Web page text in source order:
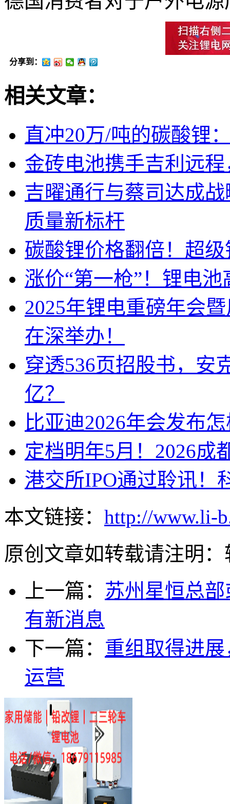
分享到：
相关文章：
直冲20万/吨的碳酸锂
金砖电池携手吉利远
吉曜通行与蔡司达成
质量新标杆
碳酸锂价格翻倍！超
涨价“第一枪”！锂电
2025年锂电重磅年会
在深举办！
穿透536页招股书，安
亿？
比亚迪2026年会发布
定档明年5月！2026成
港交所IPO通过聆讯！
本文链接： http://www.li-
原创文章如转载请注明：
上一篇： 苏州星恒总
有新消息
下一篇： 重组取得进
运营